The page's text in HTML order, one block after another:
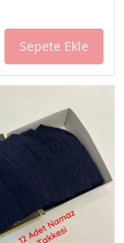
Sepete Ekle